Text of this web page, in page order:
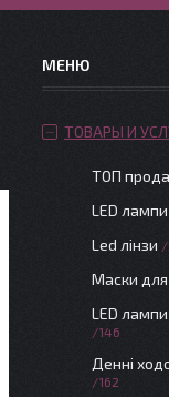
ТОВАРЫ И
ТОП
LED лампи
Led лінзи
Маски
LED
146
Денні
162